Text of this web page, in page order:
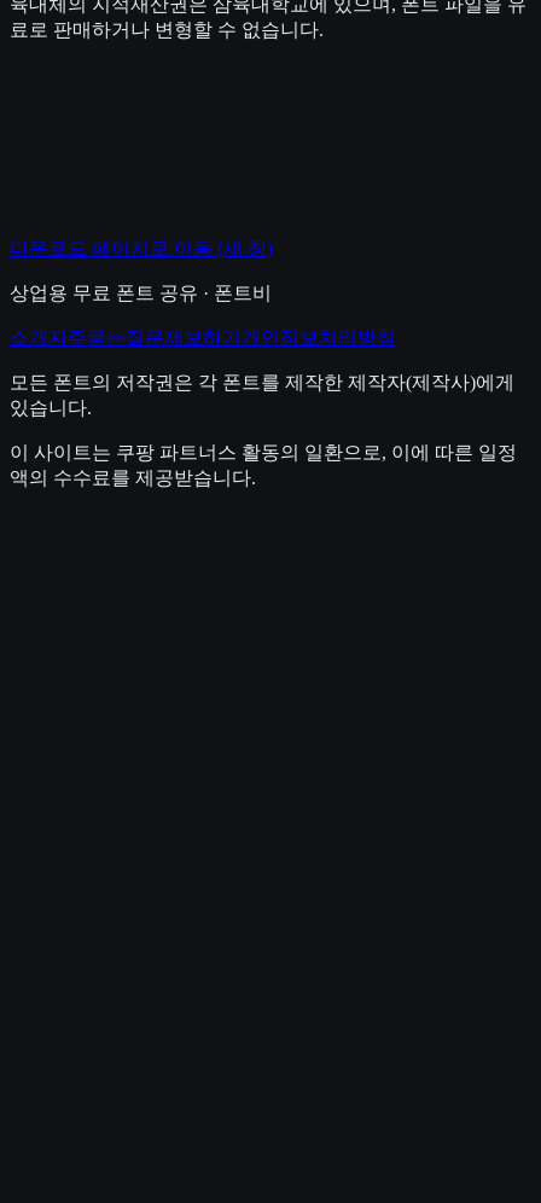
육대체의 지적재산권은 삼육대학교에 있으며, 폰트 파일을 유
료로 판매하거나 변형할 수 없습니다.
다운로드 페이지로 이동 (새 창)
상업용 무료 폰트 공유 · 폰트비
소개 자주묻는질문제보하기 개인정보처리방침
모든 폰트의 저작권은 각 폰트를 제작한 제작자(제작사)에게
있습니다.
이 사이트는 쿠팡 파트너스 활동의 일환으로, 이에 따른 일정
액의 수수료를 제공받습니다.